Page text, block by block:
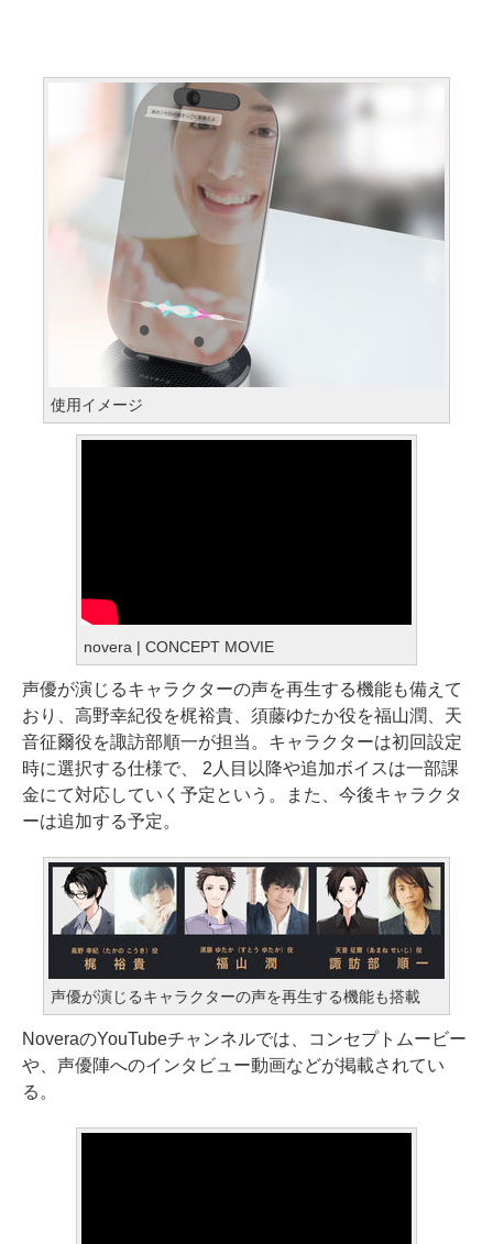
使用イメージ
novera | CONCEPT MOVIE
声優が演じるキャラクターの声を再生する機能も備えて
おり、高野幸紀役を梶裕貴、須藤ゆたか役を福山潤、天
音征爾役を諏訪部順一が担当。キャラクターは初回設定
時に選択する仕様で、 2人目以降や追加ボイスは一部課
金にて対応していく予定という。また、今後キャラクタ
ーは追加する予定。
声優が演じるキャラクターの声を再生する機能も搭載
NoveraのYouTubeチャンネルでは、コンセプトムービー
や、声優陣へのインタビュー動画などが掲載されてい
る。